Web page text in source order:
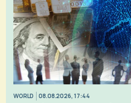
WORLD 08.08.2026, 17:44